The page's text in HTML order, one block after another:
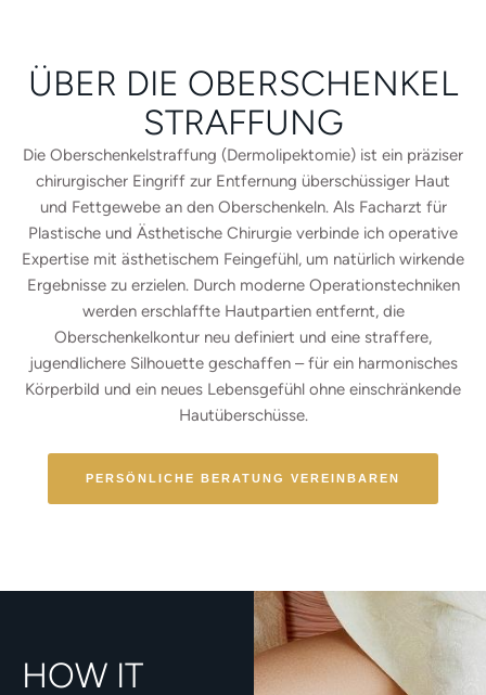
ÜBER DIE OBERSCHENKEL
STRAFFUNG
Die Oberschenkelstraffung (Dermolipektomie) ist ein präziser
chirurgischer Eingriff zur Entfernung überschüssiger Haut
und Fettgewebe an den Oberschenkeln. Als Facharzt für
Plastische und Ästhetische Chirurgie verbinde ich operative
Expertise mit ästhetischem Feingefühl, um natürlich wirkende
Ergebnisse zu erzielen. Durch moderne Operationstechniken
werden erschlaffte Hautpartien entfernt, die
Oberschenkelkontur neu definiert und eine straffere,
jugendlichere Silhouette geschaffen – für ein harmonisches
Körperbild und ein neues Lebensgefühl ohne einschränkende
Hautüberschüsse.
PERSÖNLICHE BERATUNG VEREINBAREN
HOW IT